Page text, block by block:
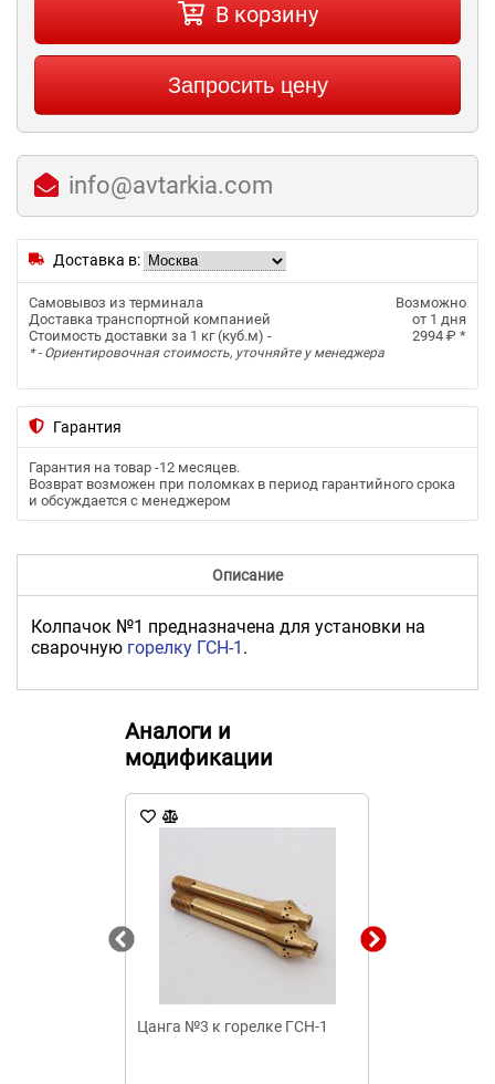
В корзину
Запросить цену
info@avtarkia.com
Доставка в:
Самовывоз из терминала
Возможно
Доставка транспортной компанией
от 1 дня
Стоимость доставки за 1 кг (куб.м) -
2994 ₽ *
* - Ориентировочная стоимость, уточняйте у менеджера
Гарантия
Гарантия на товар -12 месяцев.
Возврат возможен при поломках в период гарантийного срока
и обсуждается с менеджером
Описание
Колпачок №1 предназначена для установки на
сварочную горелку ГСН-1 .
Аналоги и
модификации
Цанга №3 к горелке ГСН-1